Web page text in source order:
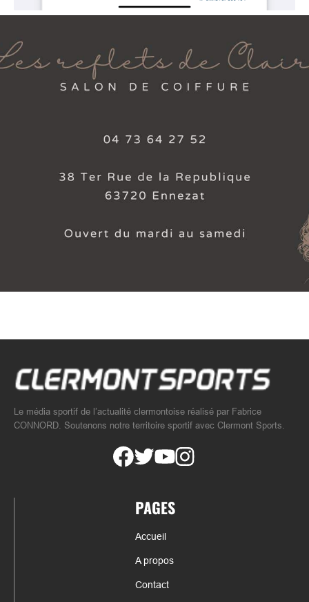
Le média sportif de l’actualité clermontoise réalisé par Fabrice
CONNORD. Soutenons notre territoire sportif avec Clermont Sports.
PAGES
Accueil
A propos
Contact